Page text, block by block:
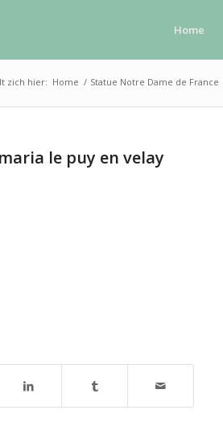
Home
zich hier: Home / Statue Notre Dame de France
le puy en velay